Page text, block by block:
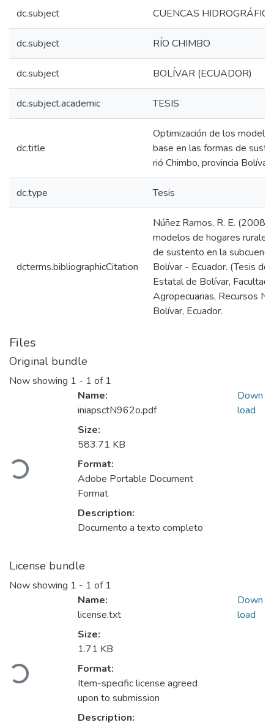
dc.subject CUENCAS
dc.subject RÍO CHIMBO
dc.subject BOLÍVAR (ECUADOR)
dc.subject.academic TESIS
dc.title
Optimización de los
base en las formas de
rió Chimbo, provincia
dc.type Tesis
dcterms.bibliographicCitation
Núñez Ramos, R. E.
modelos de hogares
de sustento en la
Bolívar - Ecuador. (Tesis de
Estatal de Bolívar, Facultad
Agropecuarias, Recursos
Bolívar, Ecuador.
Files
Original bundle
Now showing 1 - 1 of 1
Loading...
Name:
iniapsctN962o.pdf
Size:
583.71 KB
Format:
Adobe Portable Document
Format
Description:
Documento a texto completo
Down
load
License bundle
Now showing 1 - 1 of 1
Loading...
Name:
license.txt
Size:
1.71 KB
Format:
Item-specific license agreed
upon to submission
Description:
Down
load